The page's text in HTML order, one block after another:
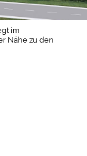
im
Nähe zu den